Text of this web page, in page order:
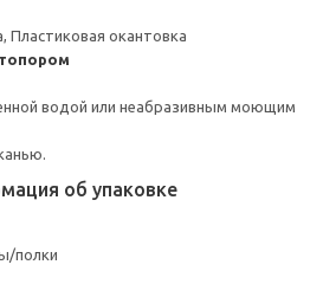
Пластиковая окантовка
водой или неабразивным моющим
об упаковке
полки